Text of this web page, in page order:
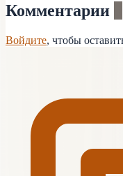
Комментарии
Войдите, чтобы